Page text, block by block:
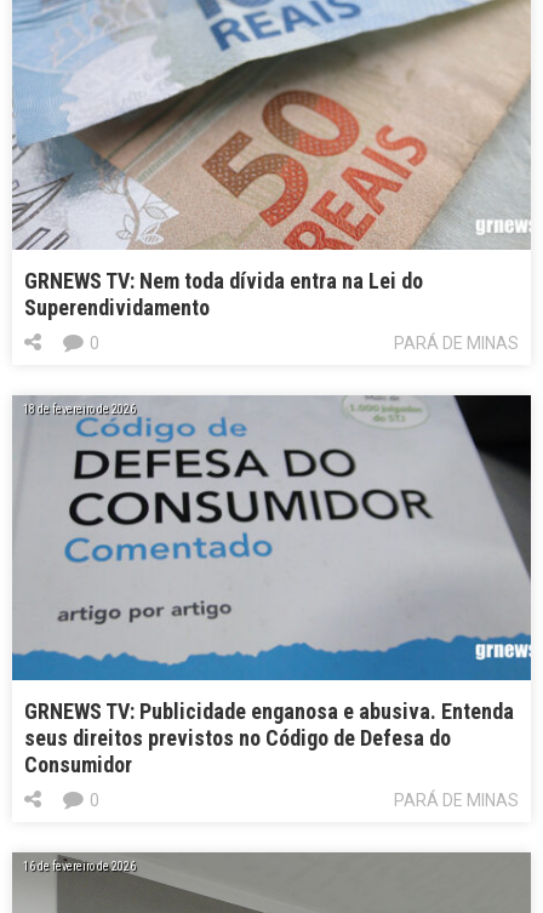
GRNEWS TV: Nem toda dívida entra na Lei do
Superendividamento
PARÁ DE MINAS
0
18 de fevereiro de 2026
GRNEWS TV: Publicidade enganosa e abusiva. Entenda
seus direitos previstos no Código de Defesa do
Consumidor
PARÁ DE MINAS
0
16 de fevereiro de 2026